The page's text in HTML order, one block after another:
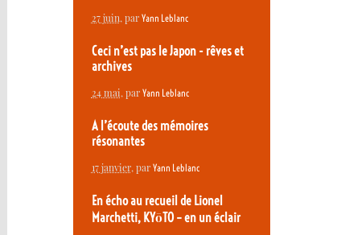
27 juin, par Yann Leblanc
Ceci n’est pas le Japon - rêves et
archives
24 mai, par Yann Leblanc
A l’écoute des mémoires
résonantes
17 janvier, par Yann Leblanc
En écho au recueil de Lionel
Marchetti, KYōTO – en un éclair